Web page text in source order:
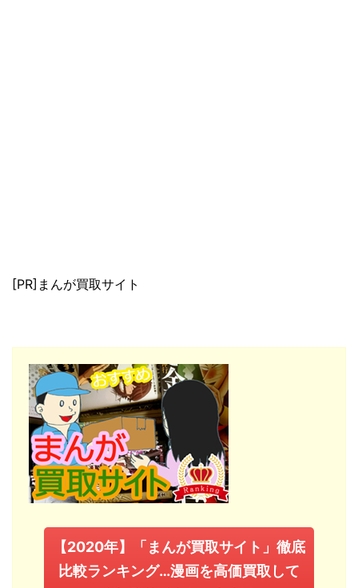
[PR]まんが買取サイト
【2020年】「まんが買取サイト」徹底
比較ランキング…漫画を高価買取して